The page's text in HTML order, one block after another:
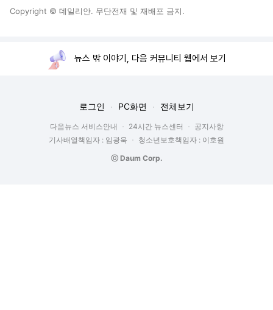
Copyright © 데일리안. 무단전재 및 재배포 금지.
뉴스 밖 이야기, 다음 커뮤니티 웹에서 보기
로그인 PC화면 전체보기
다음뉴스 서비스안내 24시간 뉴스센터
공지사항
기사배열책임자 : 임광욱
청소년보호책임자 : 이호원
ⓒ Daum Corp.